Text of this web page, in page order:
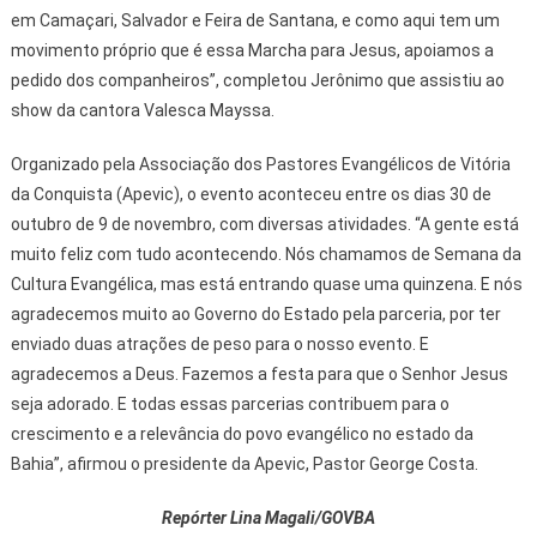
em Camaçari, Salvador e Feira de Santana, e como aqui tem um
movimento próprio que é essa Marcha para Jesus, apoiamos a
pedido dos companheiros”, completou Jerônimo que assistiu ao
show da cantora Valesca Mayssa.
Organizado pela Associação dos Pastores Evangélicos de Vitória
da Conquista (Apevic), o evento aconteceu entre os dias 30 de
outubro de 9 de novembro, com diversas atividades. “A gente está
muito feliz com tudo acontecendo. Nós chamamos de Semana da
Cultura Evangélica, mas está entrando quase uma quinzena. E nós
agradecemos muito ao Governo do Estado pela parceria, por ter
enviado duas atrações de peso para o nosso evento. E
agradecemos a Deus. Fazemos a festa para que o Senhor Jesus
seja adorado. E todas essas parcerias contribuem para o
crescimento e a relevância do povo evangélico no estado da
Bahia”, afirmou o presidente da Apevic, Pastor George Costa.
Repórter Lina Magali/GOVBA